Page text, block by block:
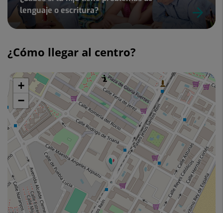
lenguaje o escritura?
¿Cómo llegar al centro?
Saltar
mapa
+
−